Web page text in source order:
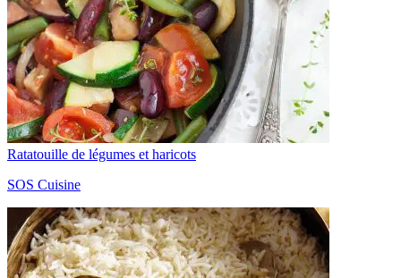
Ratatouille de légumes et haricots
SOS Cuisine